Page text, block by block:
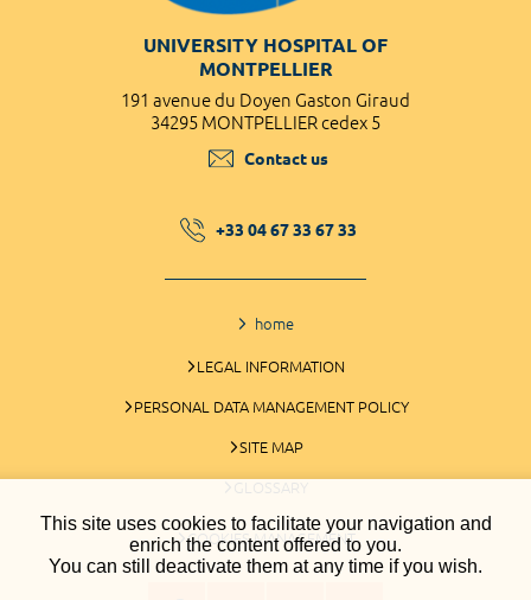
This site uses cookies to facilitate your navigation and
enrich the content offered to you.
You can still deactivate them at any time if you wish.
UNIVERSITY HOSPITAL OF
MONTPELLIER
191 avenue du Doyen Gaston Giraud
34295 MONTPELLIER cedex 5
Contact us
+33 04 67 33 67 33
home
LEGAL INFORMATION
PERSONAL DATA MANAGEMENT POLICY
SITE MAP
GLOSSARY
COOKIES MANAGEMENT